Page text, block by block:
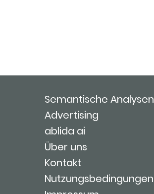
Semantische Analysen
Advertising
ablida ai
Über uns
Kontakt
Nutzungsbedingungen